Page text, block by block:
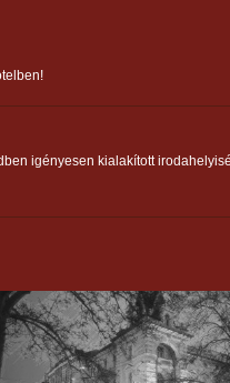
igényesen kialakított